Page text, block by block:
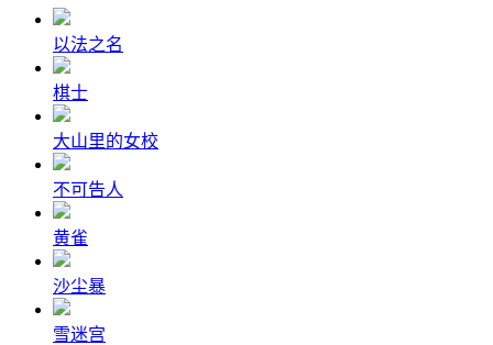
以法之名
棋士
大山里的女校
不可告人
黄雀
沙尘暴
雪迷宫